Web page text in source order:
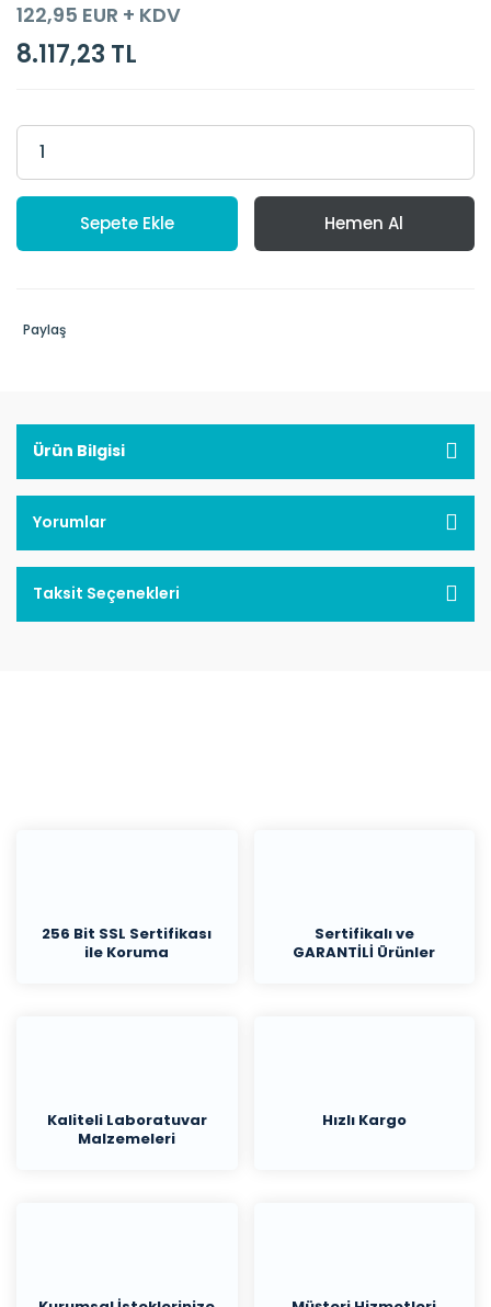
122,95 EUR + KDV
8.117,23 TL
Sepete Ekle Hemen Al
Paylaş
Ürün Bilgisi
Yorumlar
Taksit Seçenekleri
256 Bit SSL Sertifikası
ile Koruma
Sertifikalı ve
GARANTİLİ Ürünler
Kaliteli Laboratuvar
Malzemeleri
Hızlı Kargo